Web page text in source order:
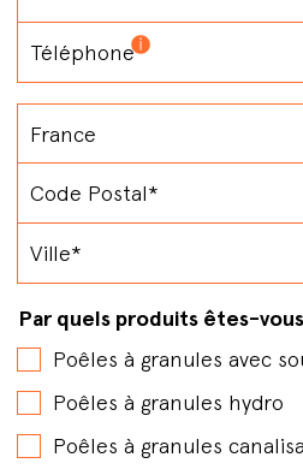
Par quels produits êtes-
Poêles à granules avec
Poêles à granules hydro
Poêles à granules